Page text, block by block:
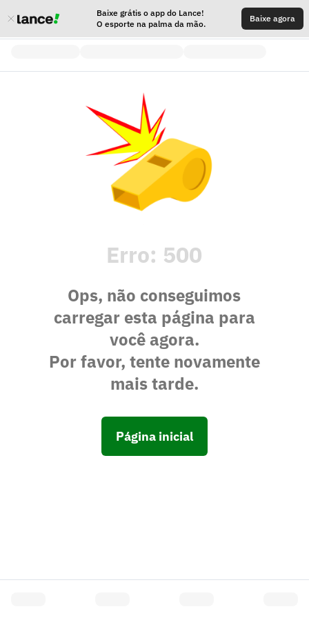
Baixe grátis o app do Lance!
O esporte na palma da mão.
Baixe agora
Erro: 500
Ops, não conseguimos
carregar esta página para
você agora.
Por favor, tente novamente
mais tarde.
Página inicial